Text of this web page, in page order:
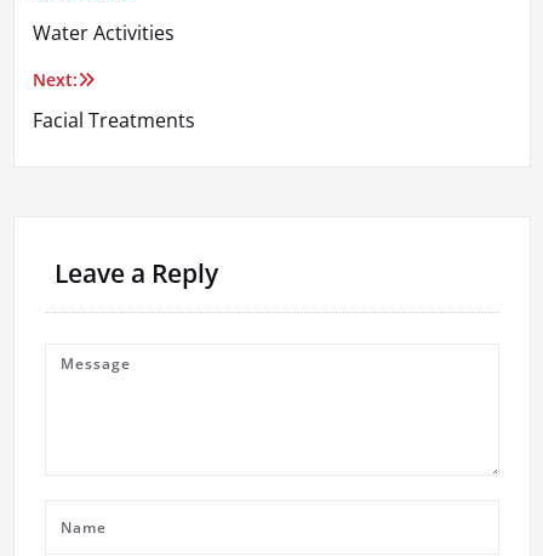
navigation
Water Activities
Next:
Facial Treatments
Leave a Reply